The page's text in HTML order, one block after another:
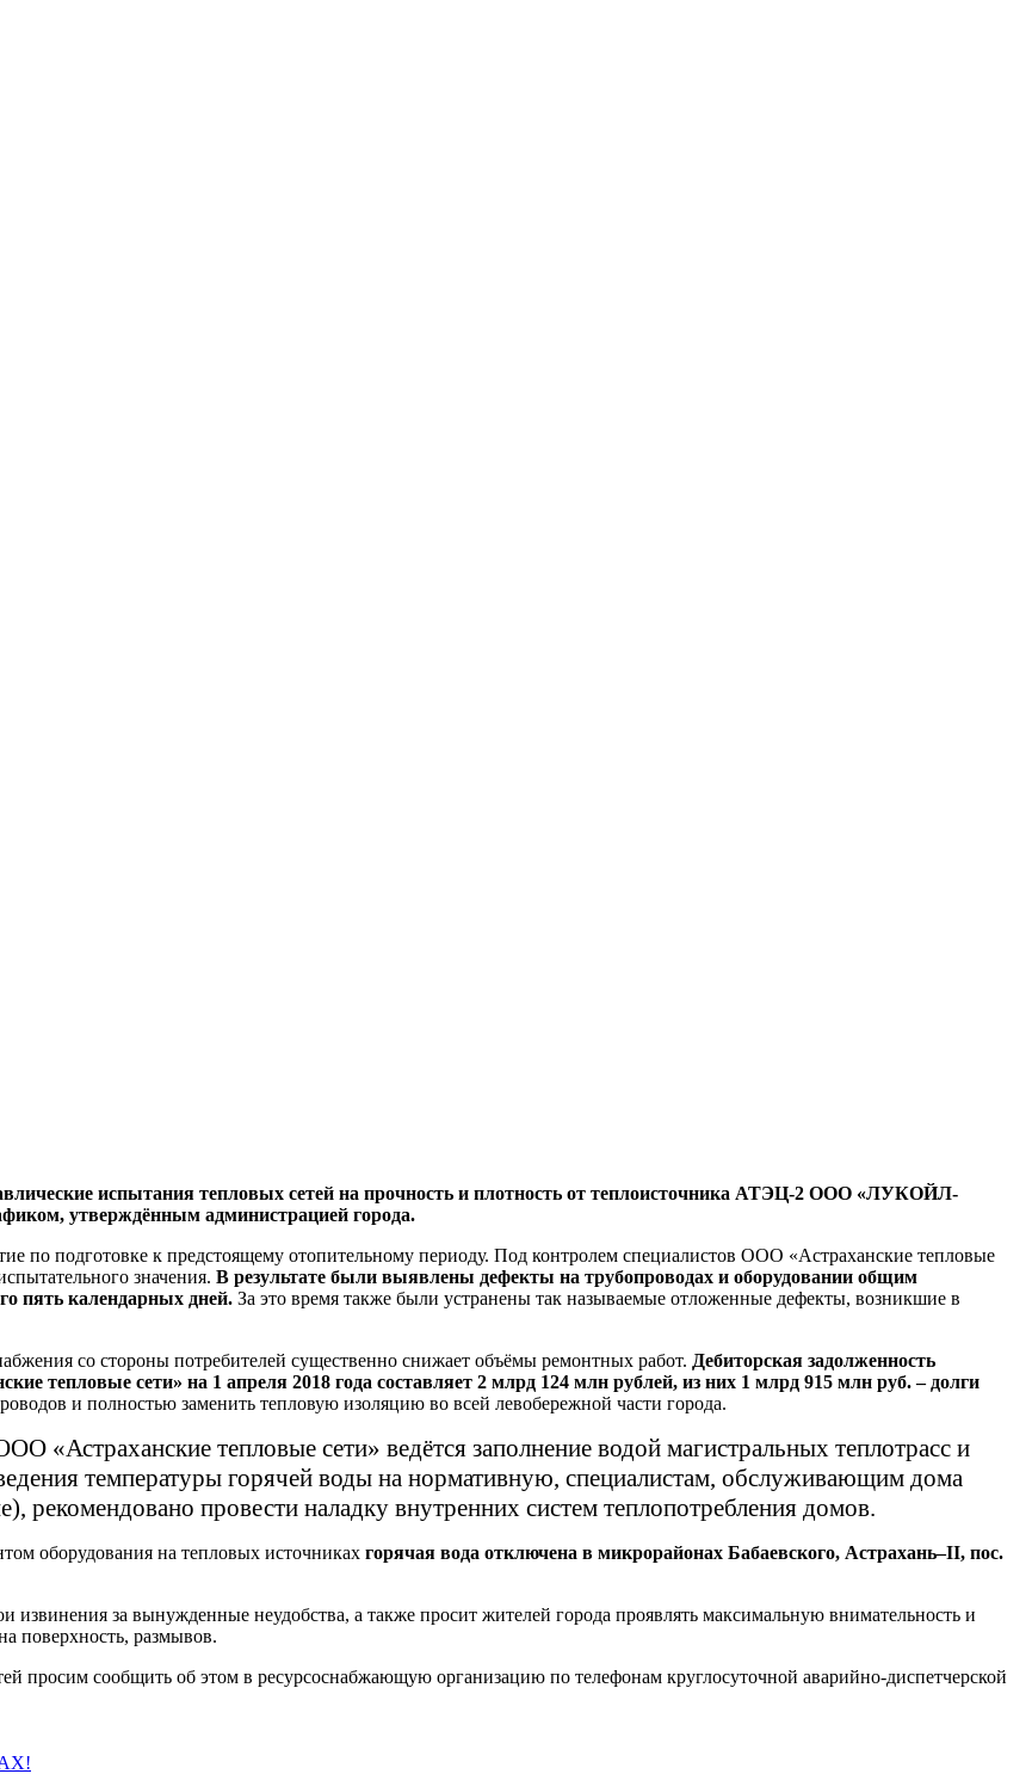
испытания тепловых сетей на прочность и плотность от теплоисточника АТЭЦ-2 ООО «ЛУКОЙЛ-
утверждённым администрацией города.
по подготовке к предстоящему отопительному периоду. Под контролем специалистов ООО «Астраханские тепловые
значения. В результате были выявлены дефекты на трубопроводах и оборудовании общим
пять календарных дней. За это время также были устранены так называемые отложенные дефекты, возникшие в
со стороны потребителей существенно снижает объёмы ремонтных работ. Дебиторская задолженность
тепловые сети» на 1 апреля 2018 года составляет 2 млрд 124 млн рублей, из них 1 млрд 915 млн руб. – долги
и полностью заменить тепловую изоляцию во всей левобережной части города.
«Астраханские тепловые сети» ведётся заполнение водой магистральных теплотрасс и
температуры горячей воды на нормативную, специалистам, обслуживающим дома
провести наладку внутренних систем теплопотребления домов.
оборудования на тепловых источниках горячая вода отключена в микрорайонах Бабаевского, Астрахань–II, пос.
за вынужденные неудобства, а также просит жителей города проявлять максимальную внимательность и
поверхность, размывов.
просим сообщить об этом в ресурсоснабжающую организацию по телефонам круглосуточной аварийно-диспетчерской